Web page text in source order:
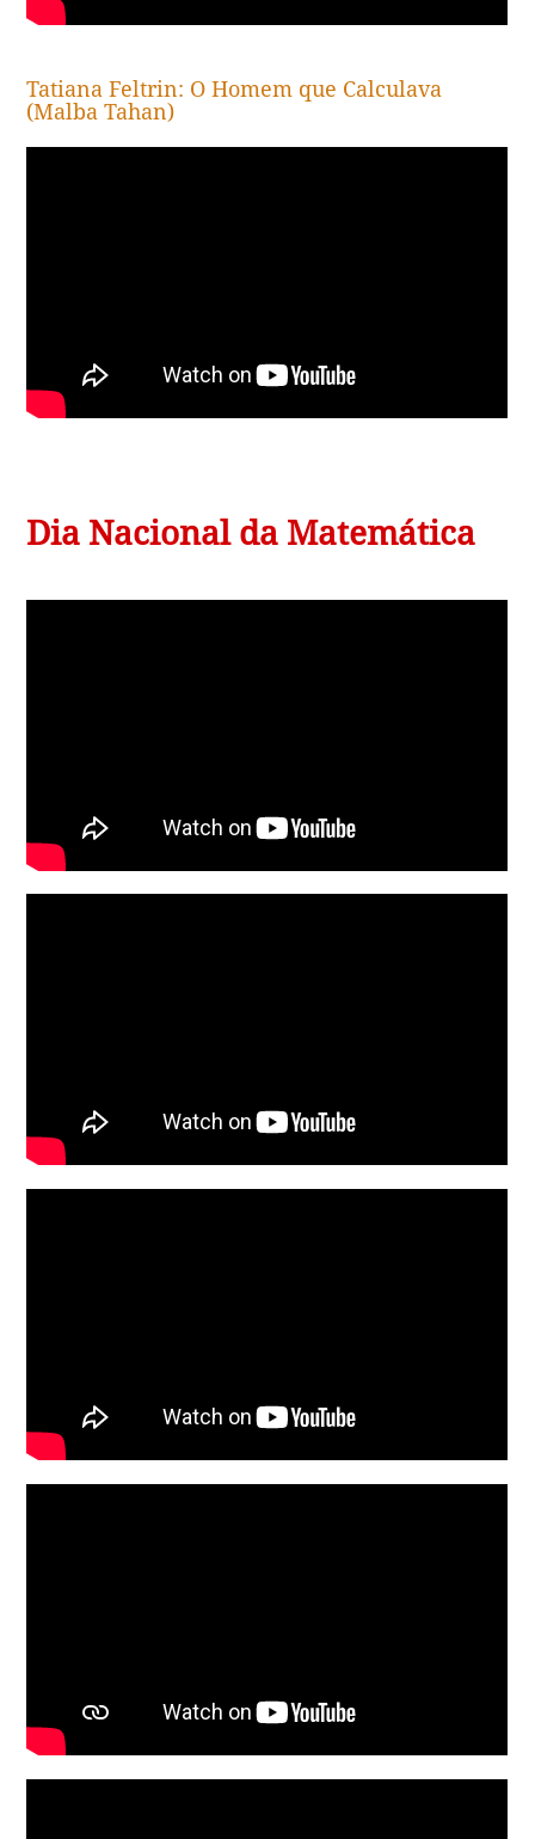
Tatiana Feltrin: O Homem que Calculava
(Malba Tahan)
Dia Nacional da Matemática